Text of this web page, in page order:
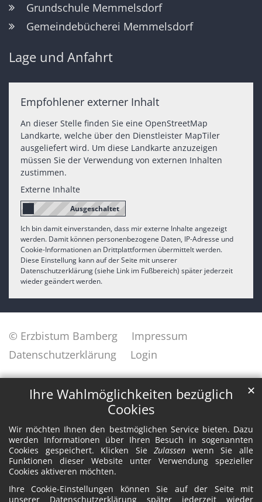
Ihre Wahlmöglichkeiten bezüglich
Cookies
Wir möchten Ihnen den bestmöglichen Service bieten. Dazu
werden Informationen über Ihren Besuch in sogenannten
Cookies gespeichert. Klicken SieZulassen wenn Sie alle
Funktionen dieser Website unter Verwendung spezieller
Cookies aktiveren möchten.
Ihre Cookie-Einstellungen können Sie auf der Seite mit
unserer Datenschutzerklärung später jederzeit wieder
✕
Grundschule Memmelsdorf
Gemeindebücherei Memmelsdorf
Lage und Anfahrt
Empfohlener externer Inhalt
An dieser Stelle finden Sie eine OpenStreetMap
Landkarte, welche über den Dienstleister MapTiler
ausgeliefert wird. Um diese Landkarte anzuzeigen
müssen Sie der Verwendung von externen Inhalten
zustimmen.
Externe Inhalte
Ich bin damit einverstanden, dass mir externe Inhalte angezeigt
werden. Damit können personenbezogene Daten, IP-Adresse und
Cookie-Informationen an Drittplattformen übermittelt werden.
Diese Einstellung kann auf der Seite mit unserer
Datenschutzerklärung (siehe Link im Fußbereich) später jederzeit
wieder geändert werden.
© Erzbistum Bamberg
Impressum
Datenschutzerklärung
Login